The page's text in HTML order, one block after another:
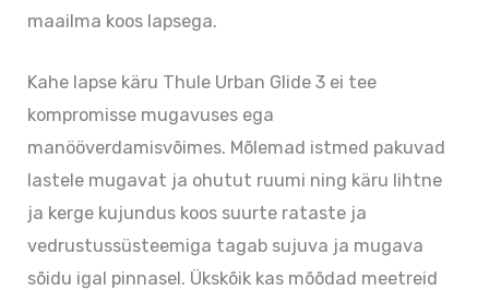
maailma koos lapsega.
Kahe lapse käru Thule Urban Glide 3 ei tee
kompromisse mugavuses ega
manööverdamisvõimes. Mõlemad istmed pakuvad
lastele mugavat ja ohutut ruumi ning käru lihtne
ja kerge kujundus koos suurte rataste ja
vedrustussüsteemiga tagab sujuva ja mugava
sõidu igal pinnasel. Ükskõik kas mõõdad meetreid